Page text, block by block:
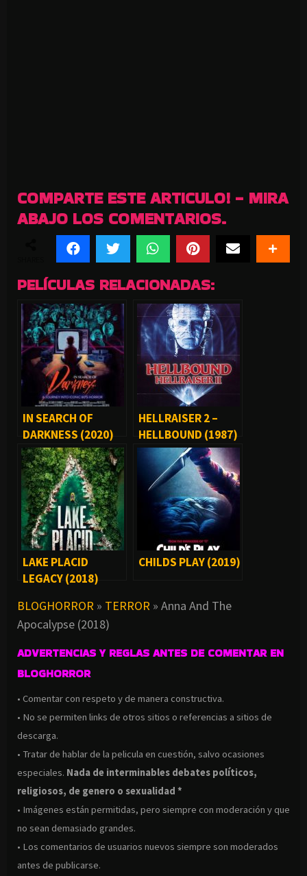
COMPARTE ESTE ARTICULO! - MIRA
ABAJO LOS COMENTARIOS.
PELÍCULAS RELACIONADAS:
IN SEARCH OF
DARKNESS (2020)
HELLRAISER 2 –
HELLBOUND (1987)
LAKE PLACID
LEGACY (2018)
CHILDS PLAY (2019)
BLOGHORROR » TERROR » Anna And The
Apocalypse (2018)
ADVERTENCIAS Y REGLAS ANTES DE COMENTAR EN
BLOGHORROR
• Comentar con respeto y de manera constructiva.
• No se permiten links de otros sitios o referencias a sitios de
descarga.
• Tratar de hablar de la pelicula en cuestión, salvo ocasiones
especiales. Nada de interminables debates políticos,
religiosos, de genero o sexualidad *
• Imágenes están permitidas, pero siempre con moderación y que
no sean demasiado grandes.
• Los comentarios de usuarios nuevos siempre son moderados
antes de publicarse.